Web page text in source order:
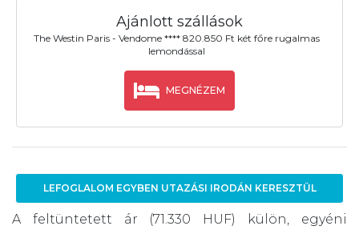
Ajánlott szállások
The Westin Paris - Vendome **** 820.850 Ft két főre rugalmas
lemondással
MEGNÉZEM
LEFOGLALOM EGYBEN UTAZÁSI IRODÁN KERESZTÜL
A feltüntetett ár (71.330 HUF) külön, egyéni